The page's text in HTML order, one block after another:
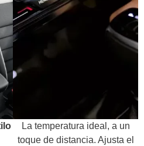
La temperatura ideal, a un
toque de distancia. Ajusta el